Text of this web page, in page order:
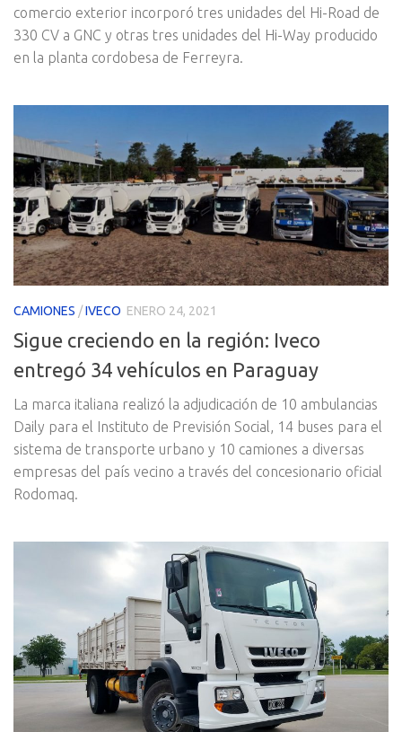
comercio exterior incorporó tres unidades del Hi-Road de
330 CV a GNC y otras tres unidades del Hi-Way producido
en la planta cordobesa de Ferreyra.
CAMIONES /IVECO ENERO 24, 2021
Sigue creciendo en la región: Iveco
entregó 34 vehículos en Paraguay
La marca italiana realizó la adjudicación de 10 ambulancias
Daily para el Instituto de Previsión Social, 14 buses para el
sistema de transporte urbano y 10 camiones a diversas
empresas del país vecino a través del concesionario oficial
Rodomaq.